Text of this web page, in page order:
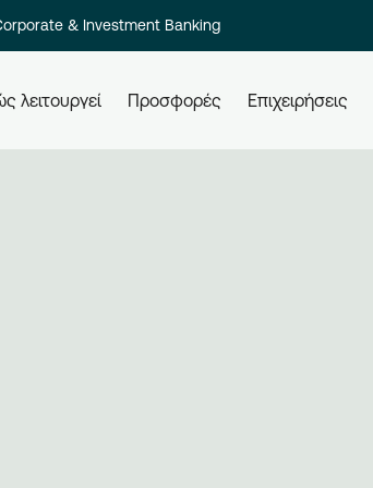
& Investment Banking
λειτουργεί Προσφορές Επιχειρήσεις